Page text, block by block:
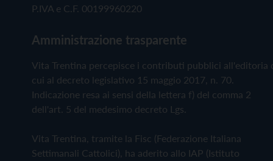
P.IVA e C.F. 00199960220
Amministrazione trasparente
Vita Trentina percepisce i contributi pubblici all'editoria
cui al decreto legislativo 15 maggio 2017, n. 70.
Indicazione resa ai sensi della lettera f) del comma 2
dell'art. 5 del medesimo decreto Lgs.
Vita Trentina, tramite la Fisc (Federazione Italiana
Settimanali Cattolici), ha aderito allo IAP (Istituto